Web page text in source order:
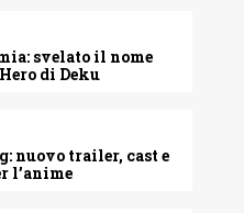
svelato il nome
di Deku
nuovo trailer, cast e
l’anime